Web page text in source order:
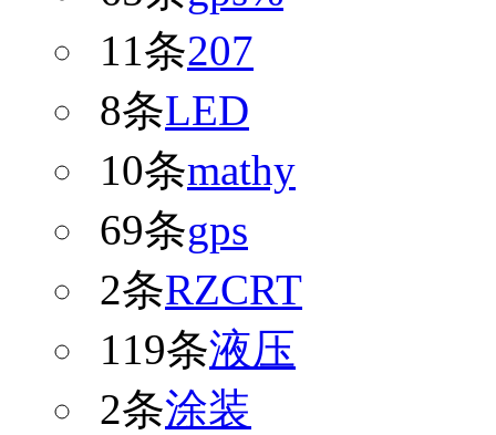
11条207
8条LED
10条mathy
69条gps
2条RZCRT
119条液压
2条涂装